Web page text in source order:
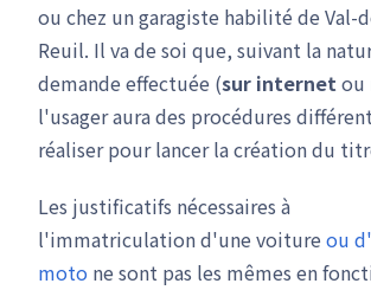
ou chez un garagiste habilité de Val-
Reuil. Il va de soi que, suivant la
demande effectuée (sur internetou
l'usager aura des procédures
réaliser pour lancer la création du
Les justificatifs nécessaires à
l'immatriculation d'une voiture ou
moto ne sont pas les mêmes en